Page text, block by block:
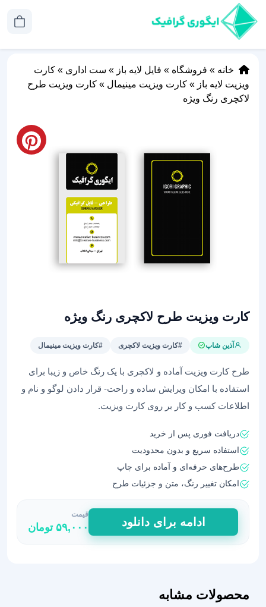
خانه » فروشگاه » فایل لایه باز » ست اداری » کارت
ویزیت لایه باز » کارت ویزیت مینیمال » کارت ویزیت طرح
لاکچری رنگ ویژه
کارت ویزیت طرح لاکچری رنگ ویژه
آذین شاپ #کارت ویزیت لاکچری #کارت ویزیت مینیمال
طرح کارت ویزیت آماده و لاکچری با یک رنگ خاص و زیبا برای
استفاده با امکان ویرایش ساده و راحت- قرار دادن لوگو و نام و
اطلاعات کسب و کار بر روی کارت ویزیت.
دریافت فوری پس از خرید
استفاده سریع و بدون محدودیت
طرح‌های حرفه‌ای و آماده برای چاپ
امکان تغییر رنگ، متن و جزئیات طرح
کارت
ویزیت
طرح
عدد
ادامه برای دانلود
قیمت
۵۹,۰۰۰ تومان
محصولات مشابه